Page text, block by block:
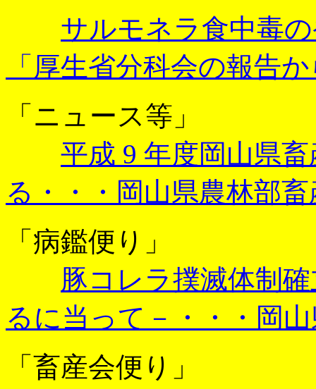
サルモネラ食中毒
「厚生省分科会の報告
「ニュース等」
平成 9 年度岡山県
る・・・岡山県農林部
「病鑑便り」
豚コレラ撲滅体制
るに当って－・・・岡
「畜産会便り」